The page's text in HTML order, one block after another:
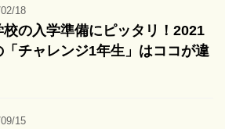
18
校の入学準備にピッタリ！2021
「チャレンジ1年生」はココが違
15